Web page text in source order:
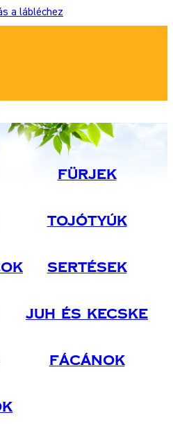
a lábléchez
Fürjek
Tojótyúk
Sertések
Juh És Kecske
Fácánok